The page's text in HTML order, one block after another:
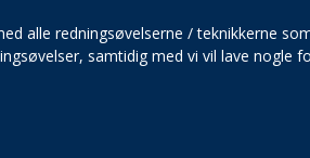
alle redningsøvelserne / teknikkerne
samtidig med vi vil lave nogle